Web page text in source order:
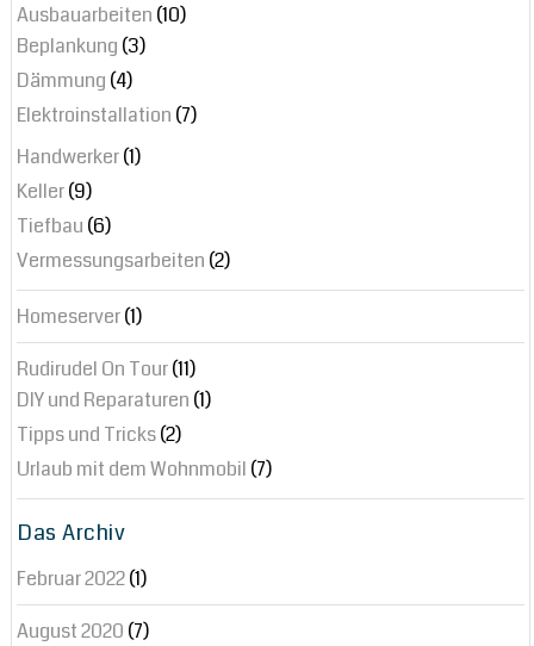
Ausbauarbeiten (10)
Beplankung (3)
Dämmung (4)
Elektroinstallation (7)
Handwerker(1)
Keller(9)
Tiefbau (6)
Vermessungsarbeiten (2)
Homeserver(1)
Rudirudel On Tour(11)
DIY und Reparaturen (1)
Tipps und Tricks(2)
Urlaub mit dem Wohnmobil (7)
Das Archiv
Februar 2022(1)
August 2020 (7)